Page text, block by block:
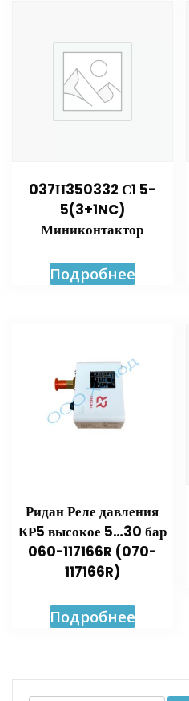
037Н350332 С1 5-
5(3+1NC)
Миниконтактор
Подробнее
Ридан Реле давления
КР5 высокое 5…30 бар
060-117166R (070-
117166R)
Подробнее